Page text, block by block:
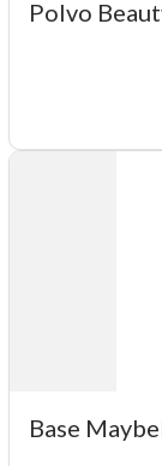
Polvo
Base